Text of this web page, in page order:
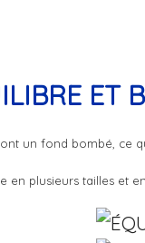
ET
un fond bombé, ce
en plusieurs tailles et